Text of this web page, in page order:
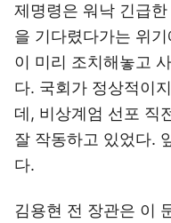
제명령은 워낙 긴급
을 기다렸다가는 위
이 미리 조치해놓고
다. 국회가 정상적이
데, 비상계엄 선포 직
잘 작동하고 있었다.
다.
김용현 전 장관은 이